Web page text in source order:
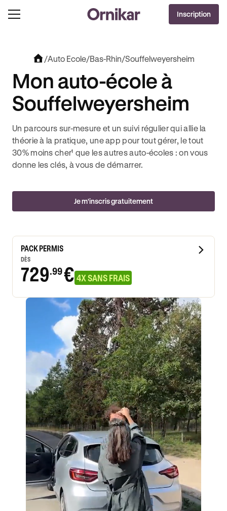
OFFRE EXCLUSIVE
OFFERTS AVEC REVOLUT + 3 MOIS DEEZER PREMIUM OFFERTS* !J'EN PROFITE !
Inscription
/Auto Ecole/Bas-Rhin/Souffelweyersheim
Mon auto-école à
Souffelweyersheim
Un parcours sur-mesure et un suivi régulier qui allie la
théorie à la pratique, une app pour tout gérer, le tout
30% moins cher¹ que les autres auto-écoles : on vous
donne les clés, à vous de démarrer.
Je m'inscris gratuitement
PACK PERMIS
DÈS
729.99€ 4X SANS FRAIS